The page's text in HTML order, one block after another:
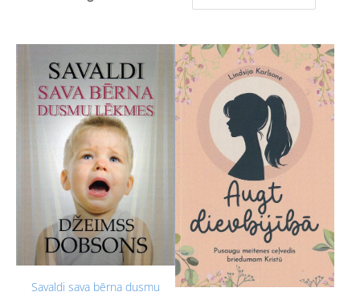
Savaldi sava bērna dusmu